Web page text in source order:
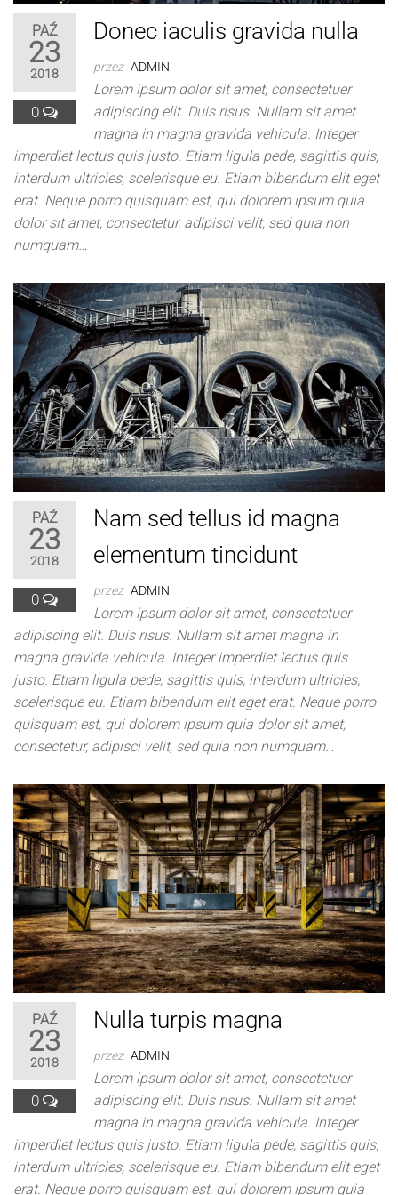
PAŹ
23
2018
0
Donec iaculis gravida nulla
przez ADMIN
Lorem ipsum dolor sit amet, consectetuer
adipiscing elit. Duis risus. Nullam sit amet
magna in magna gravida vehicula. Integer
imperdiet lectus quis justo. Etiam ligula pede, sagittis quis,
interdum ultricies, scelerisque eu. Etiam bibendum elit eget
erat. Neque porro quisquam est, qui dolorem ipsum quia
dolor sit amet, consectetur, adipisci velit, sed quia non
numquam…
PAŹ
23
2018
0
Nam sed tellus id magna
elementum tincidunt
przez ADMIN
Lorem ipsum dolor sit amet, consectetuer
adipiscing elit. Duis risus. Nullam sit amet magna in
magna gravida vehicula. Integer imperdiet lectus quis
justo. Etiam ligula pede, sagittis quis, interdum ultricies,
scelerisque eu. Etiam bibendum elit eget erat. Neque porro
quisquam est, qui dolorem ipsum quia dolor sit amet,
consectetur, adipisci velit, sed quia non numquam…
PAŹ
23
2018
0
Nulla turpis magna
przez ADMIN
Lorem ipsum dolor sit amet, consectetuer
adipiscing elit. Duis risus. Nullam sit amet
magna in magna gravida vehicula. Integer
imperdiet lectus quis justo. Etiam ligula pede, sagittis quis,
interdum ultricies, scelerisque eu. Etiam bibendum elit eget
erat. Neque porro quisquam est, qui dolorem ipsum quia